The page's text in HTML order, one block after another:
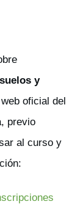
y
oficial del
previo
al curso y